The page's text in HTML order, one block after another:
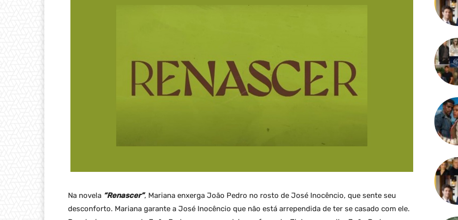
Na novela “Renascer”, Mariana enxerga João Pedro no rosto de José Inocêncio, que sente seu
desconforto. Mariana garante a José Inocêncio que não está arrependida de ter se casado com ele.